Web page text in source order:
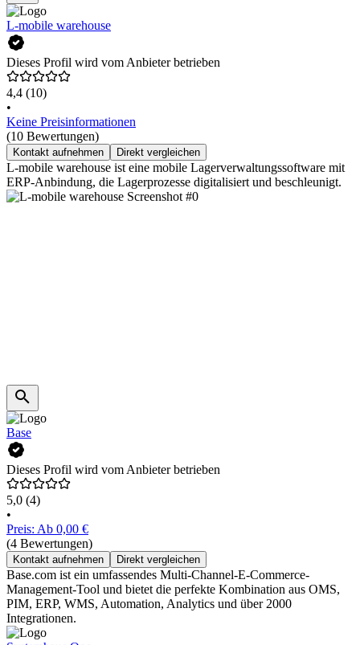
L-mobile warehouse
Dieses Profil wird vom Anbieter betrieben
4,4 (10)
•
Keine Preisinformationen
(10 Bewertungen)
Kontakt aufnehmen Direkt vergleichen
L-mobile warehouse ist eine mobile Lagerverwaltungssoftware mit
ERP-Anbindung, die Lagerprozesse digitalisiert und beschleunigt.
Base
Dieses Profil wird vom Anbieter betrieben
5,0 (4)
•
Preis: Ab 0,00 €
(4 Bewertungen)
Kontakt aufnehmen Direkt vergleichen
Base.com ist ein umfassendes Multi-Channel-E-Commerce-
Management-Tool und bietet die perfekte Kombination aus OMS,
PIM, ERP, WMS, Automation, Analytics und über 2000
Integrationen.